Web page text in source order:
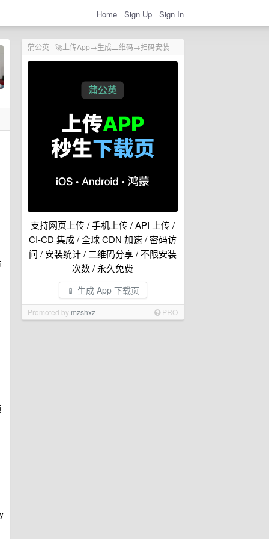
Home Sign Up Sign In
蒲公英 - 🚀上传App→生成二维码→扫码安装
支持网页上传 / 手机上传 / API 上传 /
CI-CD 集成 / 全球 CDN 加速 / 密码访
问 / 安装统计 / 二维码分享 / 不限安装
次数 / 永久免费
📱 生成 App 下载页
Promoted by mzshxz PRO